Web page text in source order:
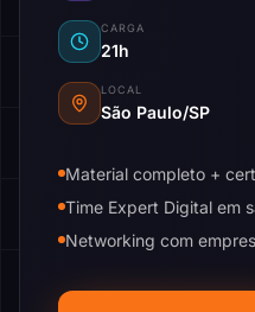
CARGA
21h
LOCAL
São Paulo/SP
Material completo +
Time Expert Digital em
Networking com